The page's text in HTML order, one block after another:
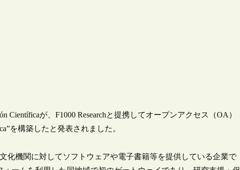
Científicaが、F1000 Researchと提携してオープンアクセス（OA）
を構築したと発表されました。
化機関に対してソフトウェアや電子書籍等を提供している企業で